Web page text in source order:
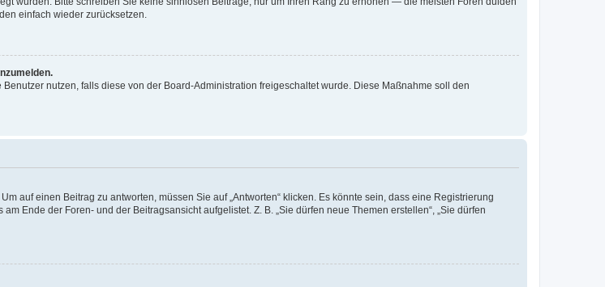
einfach wieder zurücksetzen.
nutzen, falls diese von der Board-Administration freigeschaltet wurde. Diese Maßnahme soll den
auf einen Beitrag zu antworten, müssen Sie auf „Antworten“ klicken. Es könnte sein, dass eine Registrierung
Ende der Foren- und der Beitragsansicht aufgelistet. Z. B. „Sie dürfen neue Themen erstellen“, „Sie dürfen